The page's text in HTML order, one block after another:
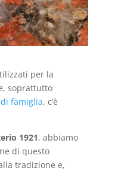
per la
soprattutto
famiglia, c’è
1921, abbiamo
di questo
tradizione e,